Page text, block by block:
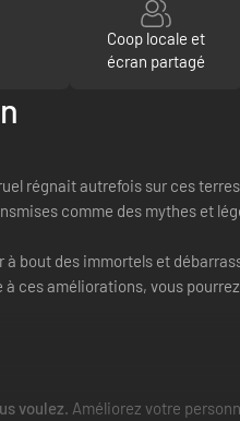
Coop locale et
écran partagé
régnait autrefois sur ces
comme des mythes et
à bout des immortels et
à ces améliorations, vous
voulez. Améliorez votre